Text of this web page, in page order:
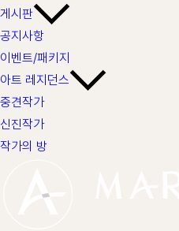
게시판
공지사항
이벤트/패키지
아트 레지던스
중견작가
신진작가
작가의 방